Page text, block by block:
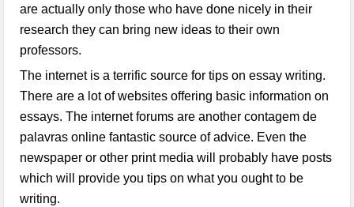
are actually only those who have done nicely in their
research they can bring new ideas to their own
professors.
The internet is a terrific source for tips on essay writing.
There are a lot of websites offering basic information on
essays. The internet forums are anothercontagem de
palavras online fantastic source of advice. Even the
newspaper or other print media will probably have posts
which will provide you tips on what you ought to be
writing.